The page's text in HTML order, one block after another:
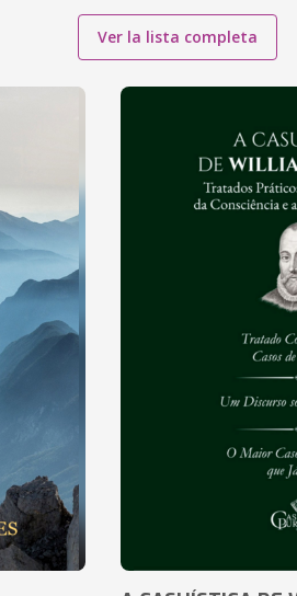
Ver la lista completa